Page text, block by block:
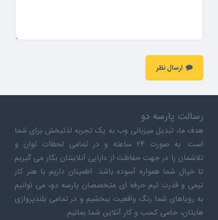
ارسال نظر
رسالت پارسه دو
هدف ما، تبدیل میزبانی وب به یک تجربه لذتبخش برای شما
است. به صورت ۲۴ ساعته و در تمامی لحظات توان و
تلاشمان را در جهت حفاظت از دارایی آنلاینتان بکار می گیریم
تا خیال شما همواره آسوده باشد. اطمینان داریم با هنر کار
تیمی و قدرت تیم حرفه ای متخصصان پارسه دو، می توانیم
به رویاهای شما رنگ واقعیت ببخشیم و در تمامی بلندپروازی
هایتان، حامی کسب و کار آنلاین شما بمانیم.